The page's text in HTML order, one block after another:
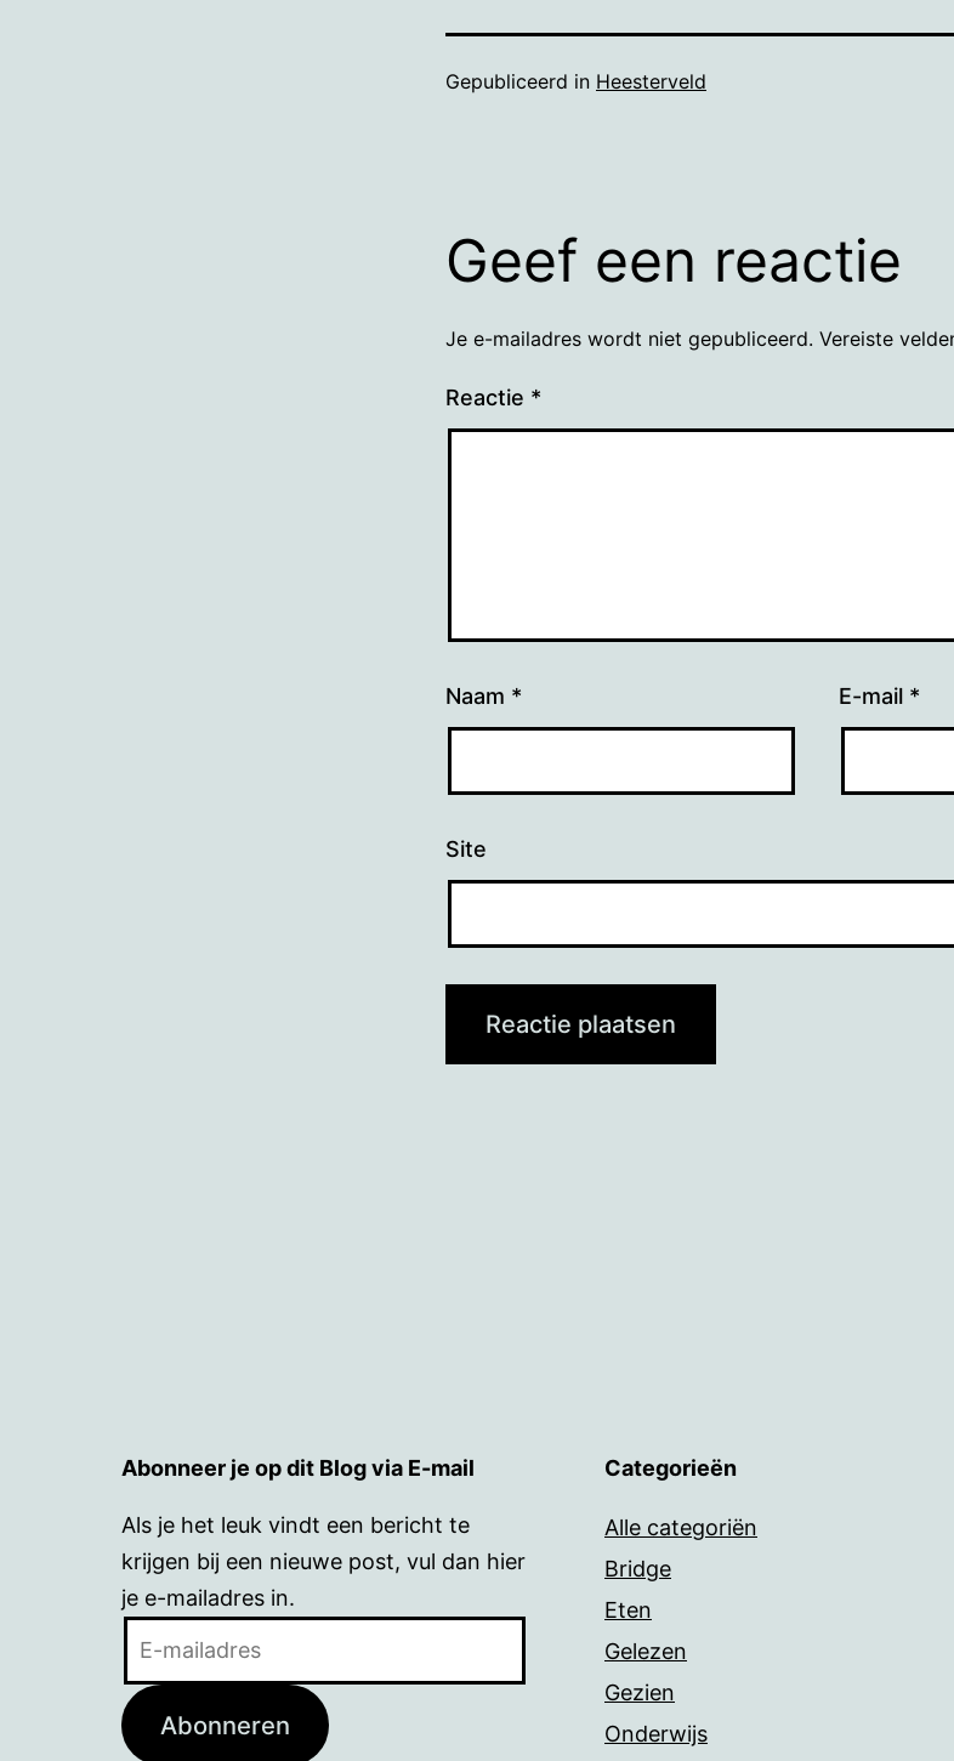
Gepubliceerd in Heesterveld
Geef een reactie
Je e-mailadres wordt niet gepubliceerd. Vereiste
Reactie *
Naam * E-mail *
Site
Abonneer je op dit Blog via E-mail
Als je het leuk vindt een bericht te
krijgen bij een nieuwe post, vul dan hier
je e-mailadres in.
Abonneren
Categorieën
Alle categoriën
Bridge
Eten
Gelezen
Gezien
Onderwijs